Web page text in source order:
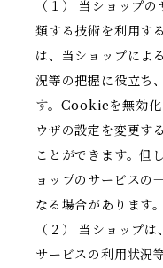
（１） 当ショップ
類する技術を利用す
は、当ショップによ
況等の把握に役立ち
す。Cookieを無効化
ウザの設定を変更す
ことができます。但
ョップのサービスの
なる場合があります。
（２） 当ショップ
サービスの利用状況